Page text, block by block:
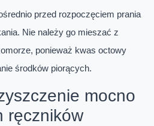
przed rozpoczęciem prania
Nie należy go mieszać z
ponieważ kwas octowy
środków piorących.
mocno
ręczników